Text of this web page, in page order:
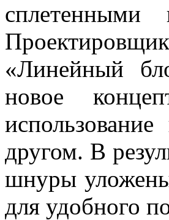
сплетенными
«Линейный
новое
другом. В
шнуры
для удобного